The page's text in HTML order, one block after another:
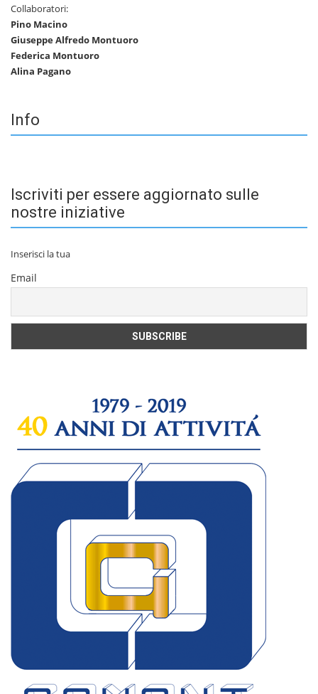
Collaboratori:
Pino Macino
Giuseppe Alfredo Montuoro
Federica Montuoro
Alina Pagano
Info
Iscriviti per essere aggiornato sulle
nostre iniziative
Inserisci la tua
Email